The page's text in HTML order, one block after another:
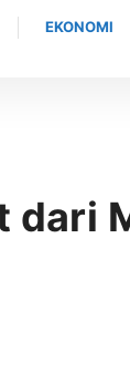
EKONOMI
Provinsi Aceh
dari